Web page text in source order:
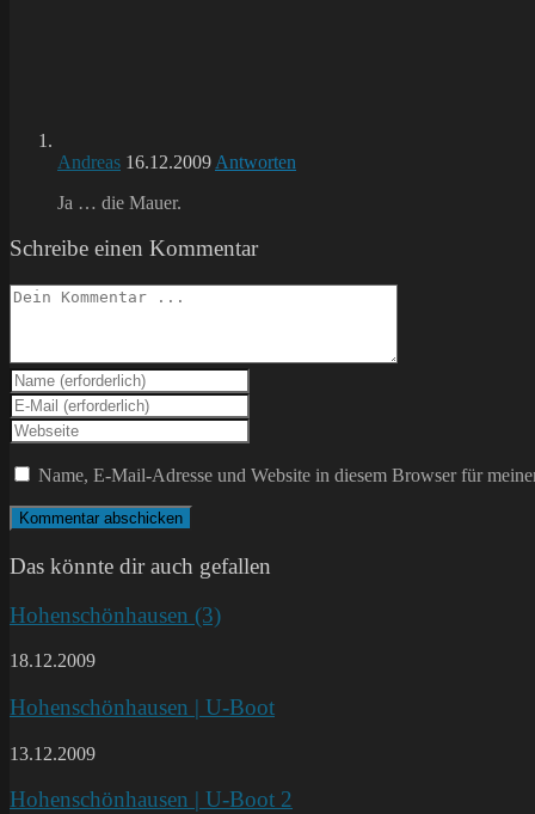
Andreas 16.12.2009 Antworten
Ja … die Mauer.
Schreibe einen Kommentar
Kommentieren
Gib
deinen
Namen
oder
Benutzernamen
zum
Kommentieren
ein
Gib
deine
E-
Mail-
Adresse
zum
Kommentieren
Gib
deine
Website-
ein
(optional)
Name, E-Mail-Adresse und Website in diesem Browser für
Das könnte dir auch gefallen
Hohenschönhausen (3)
18.12.2009
Hohenschönhausen | U-Boot
13.12.2009
Hohenschönhausen | U-Boot 2